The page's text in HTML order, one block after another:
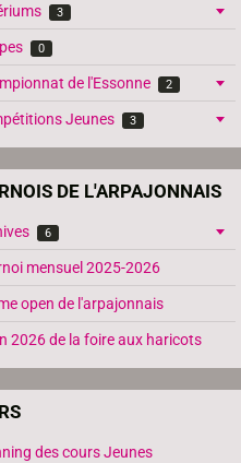
3
0
de l'Essonne 2
Jeunes 3
DE L'ARPAJONNAIS
6
mensuel 2025-2026
open de l'arpajonnais
2026 de la foire aux haricots
des cours Jeunes